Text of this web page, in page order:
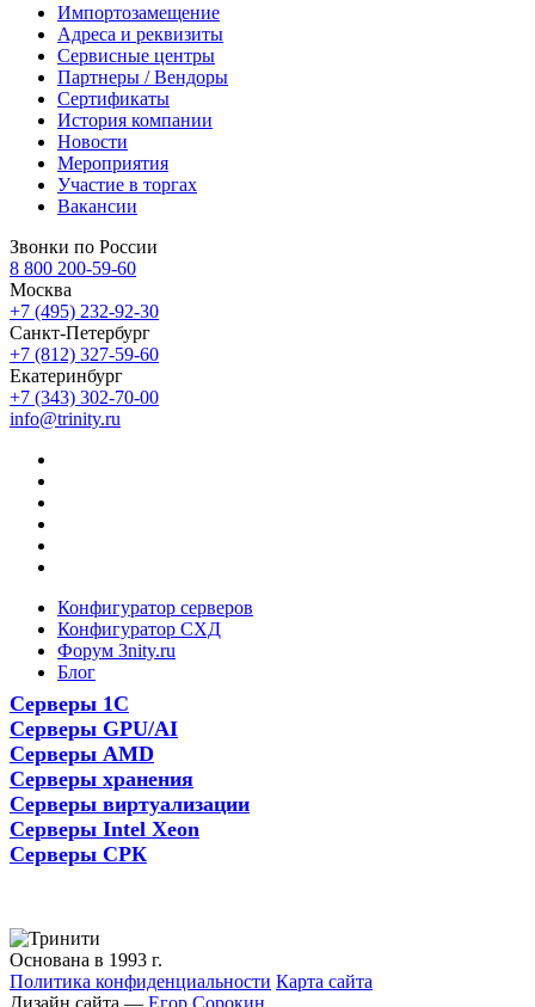
Импортозамещение
Адреса и реквизиты
Сервисные центры
Партнеры / Вендоры
Сертификаты
История компании
Новости
Мероприятия
Участие в торгах
Вакансии
Звонки по России
8 800 200-59-60
Москва
+7 (495) 232-92-30
Санкт-Петербург
+7 (812) 327-59-60
Екатеринбург
+7 (343) 302-70-00
info@trinity.ru
Конфигуратор серверов
Конфигуратор СХД
Форум 3nity.ru
Блог
Серверы 1С
Серверы GPU/AI
Серверы AMD
Серверы хранения
Серверы виртуализации
Серверы Intel Xeon
Серверы СРК
Основана в 1993 г.
Политика конфиденциальности Карта сайта
Дизайн сайта — Егор Сорокин